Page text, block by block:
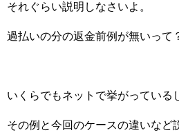
それぐらい説明しなさいよ。
過払いの分の返金前例が無いって
いくらでもネットで挙がっている
その例と今回のケースの違いなど